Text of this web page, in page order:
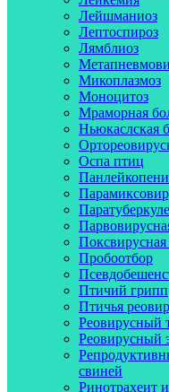
Лейшманиоз
Лептоспироз
Лямблиоз
Микоплазмоз
Моноцитоз
Мраморная
Ньюкаслская
Оспа птиц
Пробоотбор
Птичий грипп
Птичья
Реовирусный
Реовирусный
свиней
Ринотрахеит